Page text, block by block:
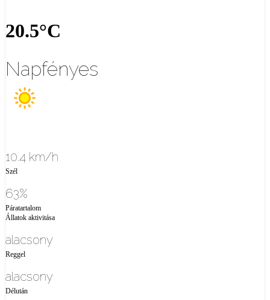
20.5°C
Napfényes
10.4 km/h
Szél
63%
Páratartalom
Állatok aktivitása
alacsony
Reggel
alacsony
Délután